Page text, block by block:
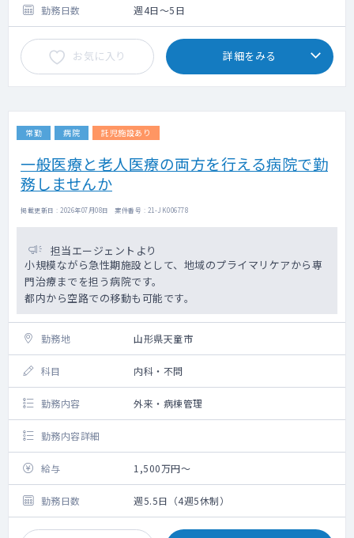
す。
（一部、秋田県南部の出張あり）
■年間勤務回数
・想定：170～180日の見込み
※12月～3月が閑散期となります。
勤務シフトは勤務当月の2か月前の月末に決定
まず医師から希望するシフト（勤務日程）を2
依頼元の方で調整してシフトを組みこむ流れ
となります。尚、ご希望頂いた日程について
は調整が
できない日程が発生する事もございますの
で、予めご了承ください。
出張健診を行っている事業者からの嘱託産業
医を請け負う形となります。
担当件数に関してはご面談にて相談となりま
す。
※指導体制
常勤の医師で産業医を行っている先生がおり
未経験からの産業医活動が可能です。
■注意事項
・提示されている勤務時間（8:00～17:00）
には1件目の事業所までの移動時間は含まれて
おりません。
勤務日数 週4日～5日
お気に入り 詳細をみる
常勤 病院 託児施設あり
一般医療と老人医療の両方を行える病院で勤
務しませんか
掲載更新日 : 2026年07月08日 案件番号 : 21-JK006778
担当エージェントより
小規模ながら急性期施設として、地域のプライマリケアから専
門治療までを担う病院です。
都内から空路での移動も可能です。
勤務地 山形県天童市
科目 内科・不問
勤務内容 外来・病棟管理
勤務内容詳細
給与 1,500万円～
勤務日数 週5.5日（4週5休制）